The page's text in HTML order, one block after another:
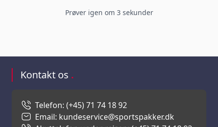
Prøver igen om 3 sekunder
Kontakt os .
Telefon: (+45) 71 74 18 92
Email: kundeservice@sportspakker.dk